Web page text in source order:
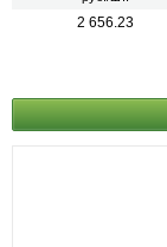
2 656.23